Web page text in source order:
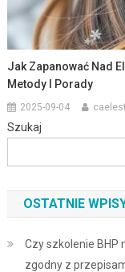
Jak Zapanować Nad
Metody I Porady
2025-09-04
Szukaj
OSTATNIE
Czy szkolenie BHP
zgodny z